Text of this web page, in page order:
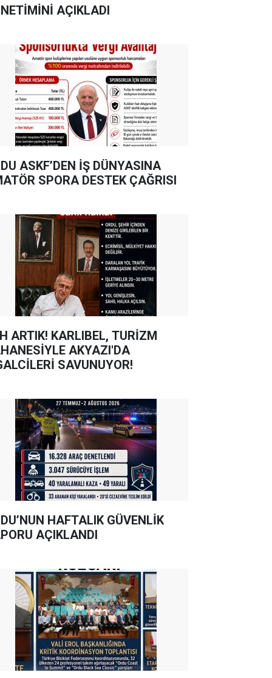
AÇIKLADI
ASKF’DEN İŞ DÜNYASINA
SPORA DESTEK ÇAĞRISI
KARLIBEL, TURİZM
AKYAZI'DA
SAVUNUYOR!
HAFTALIK GÜVENLİK
AÇIKLANDI